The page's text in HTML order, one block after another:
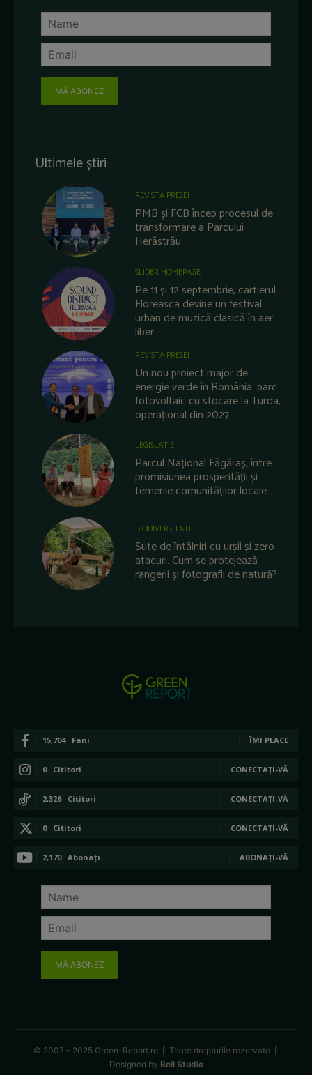
MĂ ABONEZ
Ultimele știri
REVISTA PRESEI
PMB și FCB încep procesul de
transformare a Parcului
Herăstrău
SLIDER HOMEPAGE
Pe 11 și 12 septembrie, cartierul
Floreasca devine un festival
urban de muzică clasică în aer
liber
REVISTA PRESEI
Un nou proiect major de
energie verde în România: parc
fotovoltaic cu stocare la Turda,
operațional din 2027
LEGISLATIE
Parcul Național Făgăraș, între
promisiunea prosperității și
temerile comunităților locale
BIODIVERSITATE
Sute de întâlniri cu urșii și zero
atacuri. Cum se protejează
rangerii și fotografii de natură?
15,704 Fani ÎMI PLACE
0 Cititori CONECTAȚI-VĂ
2,326 Cititori CONECTAȚI-VĂ
0 Cititori CONECTAȚI-VĂ
2,170 Abonați ABONAȚI-VĂ
MĂ ABONEZ
© 2007 - 2025 Green-Report.ro Toate drepturile rezervate
Designed by Bell Studio